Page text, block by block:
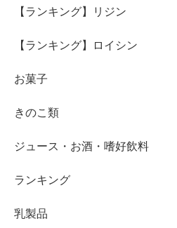
【ランキング】リジン
【ランキング】ロイシン
お菓子
きのこ類
ジュース・お酒・嗜好飲料
ランキング
乳製品